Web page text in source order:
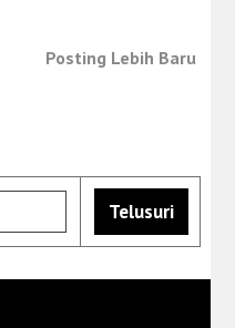
Posting Lebih Baru